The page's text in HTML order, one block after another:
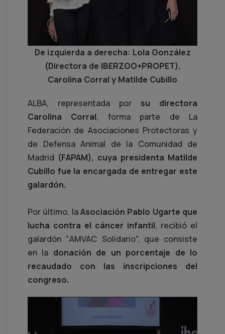
De izquierda a derecha: Lola González
(Directora de IBERZOO+PROPET),
Carolina Corral y Matilde Cubillo
ALBA, representada por su directora
Carolina Corral, forma parte de La
Federación de Asociaciones Protectoras y
de Defensa Animal de la Comunidad de
Madrid (FAPAM), cuya presidenta Matilde
Cubillo fue la encargada de entregar este
galardón.
Por último, laAsociación Pablo Ugarte que
lucha contra el cáncer infantil, recibió el
galardón "AMVAC Solidario", que consiste
en la donación de un porcentaje de lo
recaudado con las inscripciones del
congreso.